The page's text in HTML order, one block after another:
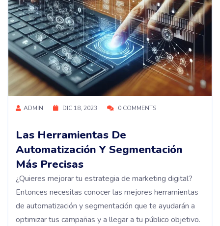
ADMIN DIC 18, 2023 0 COMMENTS
Las Herramientas De
Automatización Y Segmentación
Más Precisas
¿Quieres mejorar tu estrategia de marketing digital?
Entonces necesitas conocer las mejores herramientas
de automatización y segmentación que te ayudarán a
optimizar tus campañas y a llegar a tu público objetivo.